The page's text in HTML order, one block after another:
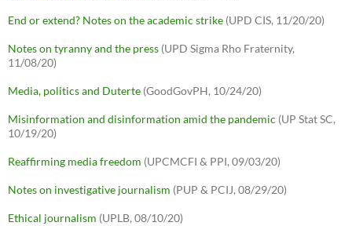
End or extend? Notes on the academic strike (UPD CIS, 11/20/20)
Notes on tyranny and the press (UPD Sigma Rho Fraternity,
11/08/20)
Media, politics and Duterte (GoodGovPH, 10/24/20)
Misinformation and disinformation amid the pandemic (UP Stat SC,
10/19/20)
Reaffirming media freedom (UPCMCFI & PPI, 09/03/20)
Notes on investigative journalism (PUP & PCIJ, 08/29/20)
Ethical journalism (UPLB, 08/10/20)